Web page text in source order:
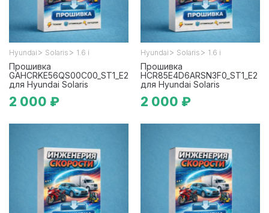
Hyundai > Solaris > 1.6 i
Прошивка
GAHCRKE56QS00C00_ST1_E2
для Hyundai Solaris
2 000 ₽
Hyundai > Solaris > 1.6 i
Прошивка
HCR85E4D6ARSN3F0_ST1_E2
для Hyundai Solaris
2 000 ₽